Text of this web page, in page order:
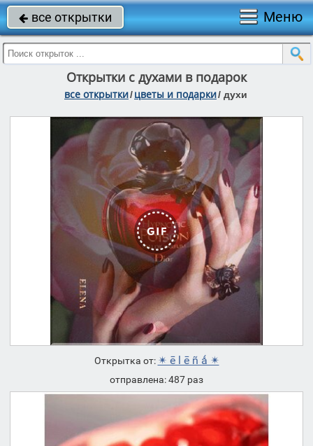
 все открытки Меню
Открытки с духами в подарок
все открытки/цветы и подарки/ духи
Открытка от: ✴ ē l ē ñ ǻ ✴
отправлена: 487 раз